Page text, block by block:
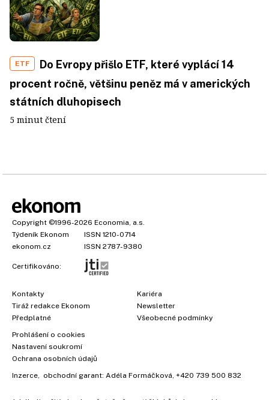
ETF
Do Evropy přišlo ETF, které vyplácí 14
procent ročně, většinu peněz má v amerických
státních dluhopisech
5 minut čtení
Copyright ©1996-2026 Economia, a.s.
Týdeník Ekonom
ISSN 1210-0714
ekonom.cz
ISSN 2787-9380
Certifikováno:
Kontakty
Tiráž redakce Ekonom
Předplatné
Kariéra
Newsletter
Všeobecné podmínky
Prohlášení o cookies
Nastavení soukromí
Ochrana osobních údajů
Inzerce , obchodní garant: Adéla Formáčková +420 739 500 832